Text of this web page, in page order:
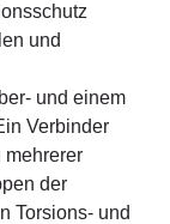
und
und einem
Verbinder
mehrerer
der
Torsions- und